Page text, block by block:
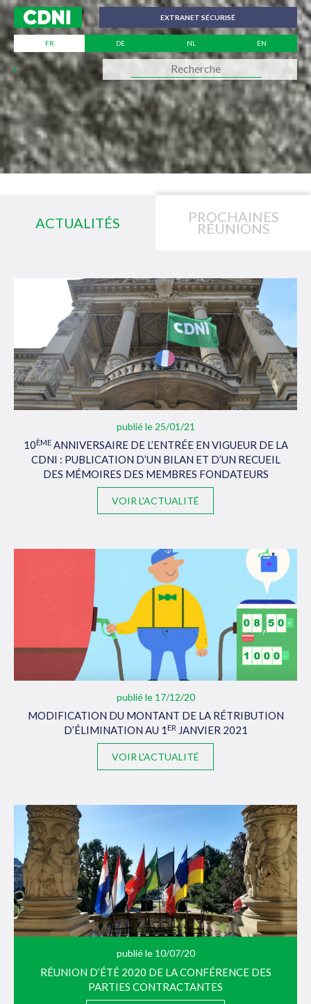
EXTRANET SÉCURISÉ
FR DE NL EN
ACTUALITÉS PROCHAINES
RÉUNIONS
publié le 25/01/21
10ÈMEANNIVERSAIRE DE L’ENTRÉE EN VIGUEUR DE LA
CDNI : PUBLICATION D’UN BILAN ET D’UN RECUEIL
DES MÉMOIRES DES MEMBRES FONDATEURS
VOIR L'ACTUALITÉ
publié le 17/12/20
MODIFICATION DU MONTANT DE LA RÉTRIBUTION
D’ÉLIMINATION AU 1ERJANVIER 2021
VOIR L'ACTUALITÉ
publié le 10/07/20
RÉUNION D’ÉTÉ 2020 DE LA CONFÉRENCE DES
PARTIES CONTRACTANTES
Panneau de gestion des cookies